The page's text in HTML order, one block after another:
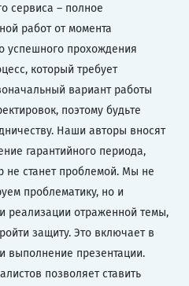
сервиса – полное
работ от момента
успешного прохождения
который требует
вариант работы
поэтому будьте
Наши авторы вносят
гарантийного периода,
не станет проблемой. Мы не
проблематику, но и
реализации отраженной темы,
защиту. Это включает в
выполнение презентации.
позволяет ставить